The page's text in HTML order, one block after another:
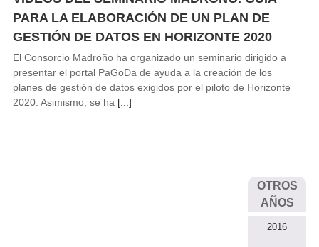
PARA LA ELABORACIÓN DE UN PLAN DE
GESTIÓN DE DATOS EN HORIZONTE 2020
El Consorcio Madroño ha organizado un seminario dirigido a
presentar el portal PaGoDa de ayuda a la creación de los
planes de gestión de datos exigidos por el piloto de Horizonte
2020. Asimismo, se ha [...]
OTROS
AÑOS
2016